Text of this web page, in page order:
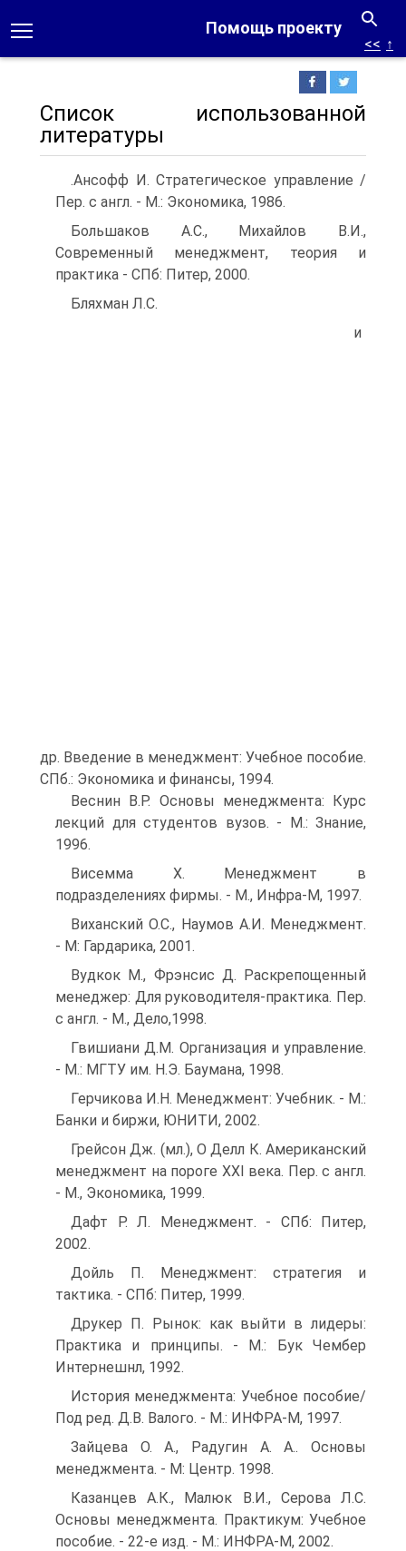
Помощь проекту
<< ↑
Список использованной
литературы
.Ансофф И. Стратегическое управление /
Пер. с англ. - М.: Экономика, 1986.
Большаков А.С., Михайлов В.И.,
Современный менеджмент, теория и
практика - СПб: Питер, 2000.
Бляхман Л.С.
и
др. Введение в менеджмент: Учебное пособие.
СПб.: Экономика и финансы, 1994.
Веснин В.Р. Основы менеджмента: Курс
лекций для студентов вузов. - М.: Знание,
1996.
Висемма Х. Менеджмент в
подразделениях фирмы. - М., Инфра-М, 1997.
Виханский О.С., Наумов А.И. Менеджмент.
- М: Гардарика, 2001.
Вудкок М., Фрэнсис Д. Раскрепощенный
менеджер: Для руководителя-практика. Пер.
с англ. - М., Дело,1998.
Гвишиани Д.М. Организация и управление.
- М.: МГТУ им. Н.Э. Баумана, 1998.
Герчикова И.Н. Менеджмент: Учебник. - М.:
Банки и биржи, ЮНИТИ, 2002.
Грейсон Дж. (мл.), О Делл К. Американский
менеджмент на пороге XXI века. Пер. с англ.
- М., Экономика, 1999.
Дафт Р. Л. Менеджмент. - СПб: Питер,
2002.
Дойль П. Менеджмент: стратегия и
тактика. - СПб: Питер, 1999.
Друкер П. Рынок: как выйти в лидеры:
Практика и принципы. - М.: Бук Чембер
Интернешнл, 1992.
История менеджмента: Учебное пособие/
Под ред. Д.В. Валого. - М.: ИНФРА-М, 1997.
Зайцева О. А., Радугин А. А.. Основы
менеджмента. - М: Центр. 1998.
Казанцев А.К., Малюк В.И., Серова Л.С.
Основы менеджмента. Практикум: Учебное
пособие. - 22-е изд. - М.: ИНФРА-М, 2002.